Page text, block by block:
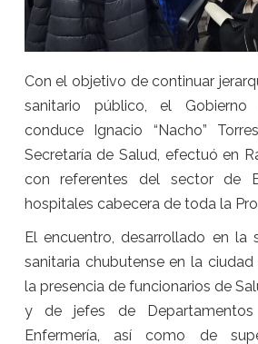
Con el objetivo de continuar
sanitario público, el
conduce Ignacio “Nacho”
Secretaría de Salud, efectuó en
con referentes del sector de
hospitales cabecera de toda la
El encuentro, desarrollado en la
sanitaria chubutense en la
la presencia de funcionarios de
y de jefes de
Enfermería, así como de